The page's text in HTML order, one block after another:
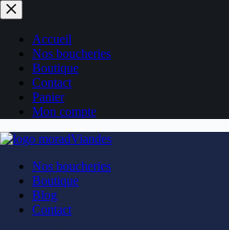
Accueil
Nos boucheries
Boutique
Contact
Panier
Mon compte
Nos boucheries
Boutique
Blog
Contact